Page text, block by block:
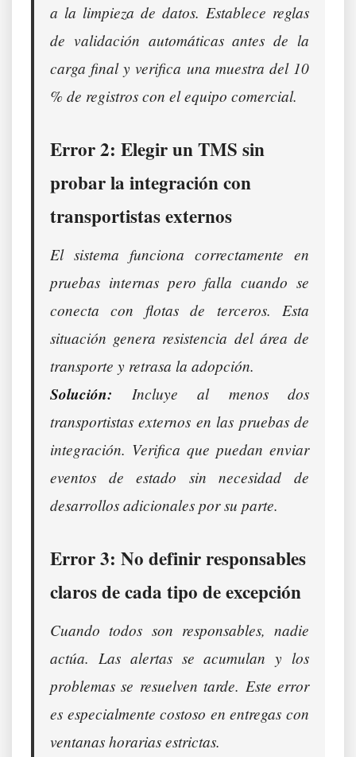
a la limpieza de datos. Establece reglas
de validación automáticas antes de la
carga final y verifica una muestra del 10
% de registros con el equipo comercial.
Error 2: Elegir un TMS sin
probar la integración con
transportistas externos
El sistema funciona correctamente en
pruebas internas pero falla cuando se
conecta con flotas de terceros. Esta
situación genera resistencia del área de
transporte y retrasa la adopción.
Solución: Incluye al menos dos
transportistas externos en las pruebas de
integración. Verifica que puedan enviar
eventos de estado sin necesidad de
desarrollos adicionales por su parte.
Error 3: No definir responsables
claros de cada tipo de excepción
Cuando todos son responsables, nadie
actúa. Las alertas se acumulan y los
problemas se resuelven tarde. Este error
es especialmente costoso en entregas con
ventanas horarias estrictas.